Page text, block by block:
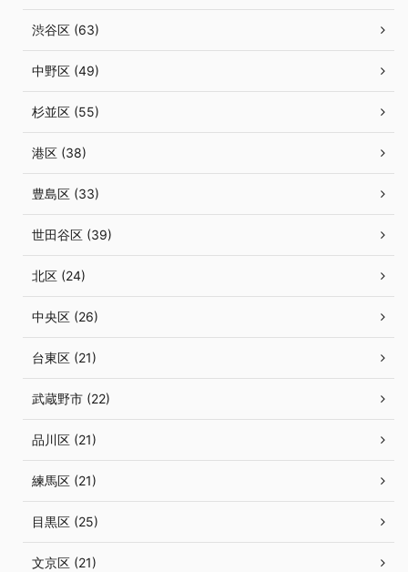
渋谷区 (63)
中野区 (49)
杉並区 (55)
港区 (38)
豊島区 (33)
世田谷区 (39)
北区 (24)
中央区 (26)
台東区 (21)
武蔵野市 (22)
品川区 (21)
練馬区 (21)
目黒区 (25)
文京区 (21)